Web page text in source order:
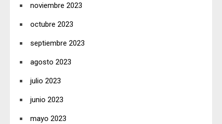
noviembre 2023
octubre 2023
septiembre 2023
agosto 2023
julio 2023
junio 2023
mayo 2023